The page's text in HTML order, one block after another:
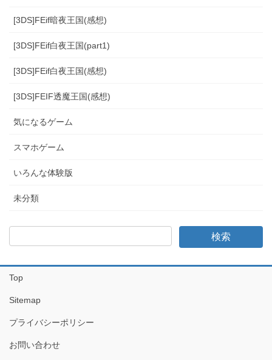
[3DS]FEif暗夜王国(感想)
[3DS]FEif白夜王国(part1)
[3DS]FEif白夜王国(感想)
[3DS]FEIF透魔王国(感想)
気になるゲーム
スマホゲーム
いろんな体験版
未分類
Top
Sitemap
プライバシーポリシー
お問い合わせ